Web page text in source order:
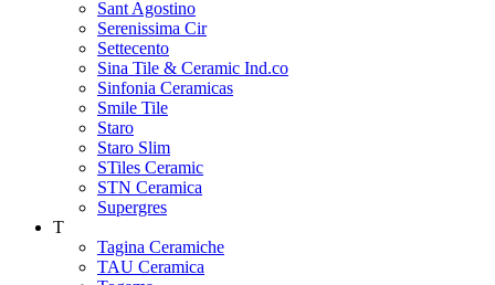
Sant Agostino
Serenissima Cir
Settecento
Sina Tile & Ceramic Ind.co
Sinfonia Ceramicas
Smile Tile
Staro
Staro Slim
STiles Ceramic
STN Ceramica
Supergres
T
Tagina Ceramiche
TAU Ceramica